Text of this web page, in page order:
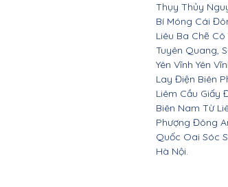
Thụy Thủy
Bí Móng Cái
Liêu Ba Chẽ
Tuyên Quang,
Yên Vĩnh Yên
Lay Điện Biên
Liêm Cầu Giấy
Biên Nam Từ
Phượng Đông
Quốc Oai Sóc
Hà Nội.